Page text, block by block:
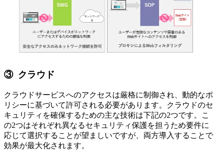
③ クラウド
クラウドサービスへのアクセスは厳格に制御され、動的なポ
リシーに基づいて許可される必要があります。クラウドのセ
キュリティを確保するための主な技術は下記の2つです。こ
の2つはそれぞれ異なるセキュリティ保護を担うため要件に
応じて選択することが望ましいですが、両方導入することで
効果が最大化されます。